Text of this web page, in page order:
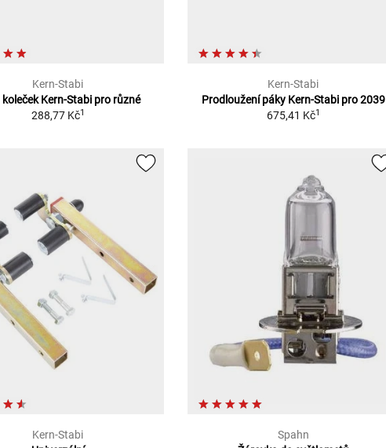
Kern-Stabi
koleček Kern-Stabi pro různé
288,77 Kč1
Kern-Stabi
Prodloužení páky Kern-Stabi pro 2039
675,41 Kč1
Kern-Stabi
Spahn